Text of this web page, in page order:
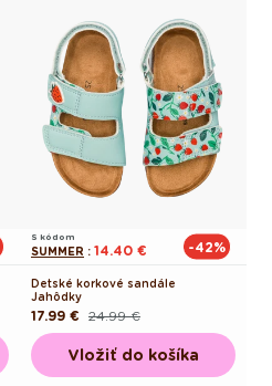
S kódom
SUMMER : 14.40 € -42%
Detské korkové sandále
Jahôdky
Pôvodná
cena
24.99 €
Akciová
cena
17.99 €
Vložiť do košíka